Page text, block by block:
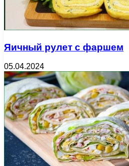
Яичный рулет с фаршем
05.04.2024